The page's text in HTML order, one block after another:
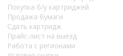
Покупка б/у картриджей
Продажа бумаги
Сдать картридж
Прайс-лист на выезд
Работа с регионами